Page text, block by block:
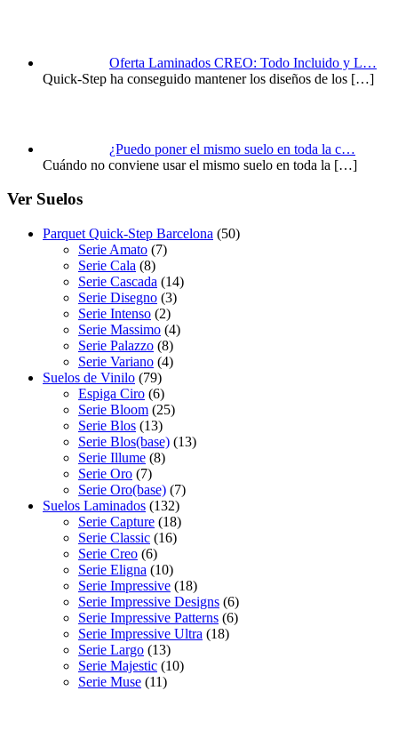
Oferta Laminados CREO: Todo Incluido y L…
Quick-Step ha conseguido mantener los diseños de los […]
¿Puedo poner el mismo suelo en toda la c…
Cuándo no conviene usar el mismo suelo en toda la […]
Ver Suelos
Parquet Quick-Step Barcelona (50)
Serie Amato (7)
Serie Cala (8)
Serie Cascada (14)
Serie Disegno (3)
Serie Intenso (2)
Serie Massimo (4)
Serie Palazzo (8)
Serie Variano (4)
Suelos de Vinilo (79)
Espiga Ciro (6)
Serie Bloom (25)
Serie Blos (13)
Serie Blos(base) (13)
Serie Illume (8)
Serie Oro (7)
Serie Oro(base) (7)
Suelos Laminados (132)
Serie Capture (18)
Serie Classic (16)
Serie Creo (6)
Serie Eligna (10)
Serie Impressive (18)
Serie Impressive Designs (6)
Serie Impressive Patterns (6)
Serie Impressive Ultra (18)
Serie Largo (13)
Serie Majestic (10)
Serie Muse (11)